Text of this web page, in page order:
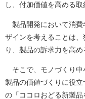
し、付加価値を高める取
製品開発において消費
ザインを考えることは
り、製品の訴求力を高め
そこで、モノづくり中
製品の価値づくりに役
の「ココロおどる新製